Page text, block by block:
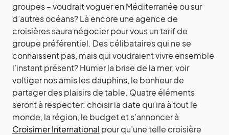
groupes – voudrait voguer en Méditerranée ou sur
d’autres océans? Là encore une agence de
croisières saura négocier pour vous un tarif de
groupe préférentiel. Des célibataires qui ne se
connaissent pas, mais qui voudraient vivre ensemble
l’instant présent? Humer la brise de la mer, voir
voltiger nos amis les dauphins, le bonheur de
partager des plaisirs de table. Quatre éléments
seront à respecter: choisir la date qui ira à tout le
monde, la région, le budget et s’annoncer à
Croisimer International pour qu’une telle croisière